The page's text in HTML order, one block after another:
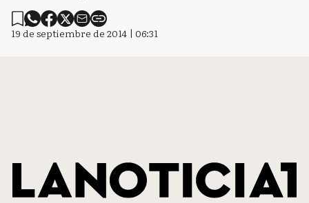
19 de septiembre de 2014 | 06:31